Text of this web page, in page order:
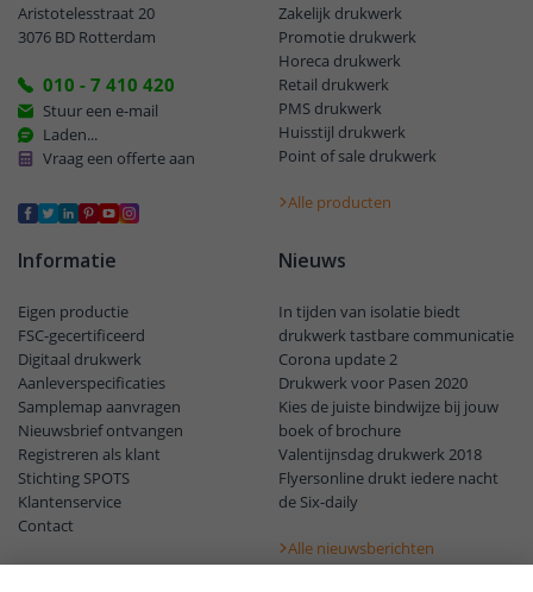
Aristotelesstraat 20
3076 BD Rotterdam
010 - 7 410 420
Stuur een e-mail
Laden...
Vraag een offerte aan
Zakelijk drukwerk
Promotie drukwerk
Horeca drukwerk
Retail drukwerk
PMS drukwerk
Huisstijl drukwerk
Point of sale drukwerk
Alle producten
Informatie
Eigen productie
FSC-gecertificeerd
Digitaal drukwerk
Aanleverspecificaties
Samplemap aanvragen
Nieuwsbrief ontvangen
Registreren als klant
Stichting SPOTS
Klantenservice
Contact
Nieuws
In tijden van isolatie biedt
drukwerk tastbare communicatie
Corona update 2
Drukwerk voor Pasen 2020
Kies de juiste bindwijze bij jouw
boek of brochure
Valentijnsdag drukwerk 2018
Flyersonline drukt iedere nacht
de Six-daily
Alle nieuwsberichten